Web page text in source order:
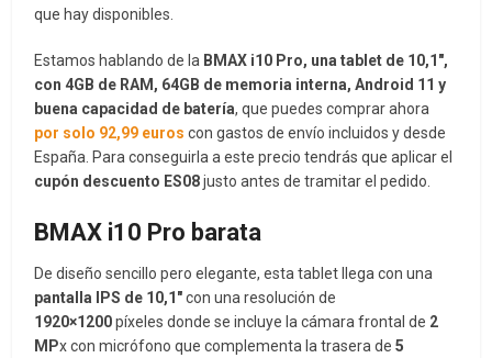
que hay disponibles.
Estamos hablando de la BMAX i10 Pro, una tablet de 10,1″,
con 4GB de RAM, 64GB de memoria interna, Android 11 y
buena capacidad de batería, que puedes comprar ahora
por solo 92,99 euros con gastos de envío incluidos y desde
España. Para conseguirla a este precio tendrás que aplicar el
cupón descuento ES08justo antes de tramitar el pedido.
BMAX i10 Pro barata
De diseño sencillo pero elegante, esta tablet llega con una
pantalla IPS de 10,1″con una resolución de
1920×1200píxeles donde se incluye la cámara frontal de 2
MPx con micrófono que complementa la trasera de5